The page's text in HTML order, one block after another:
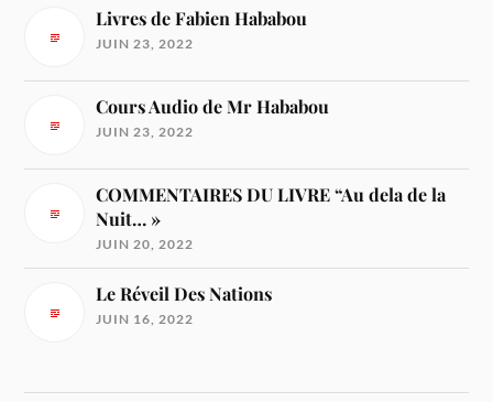
Livres de Fabien Hababou
JUIN 23, 2022
Cours Audio de Mr Hababou
JUIN 23, 2022
COMMENTAIRES DU LIVRE “Au dela de la
Nuit… »
JUIN 20, 2022
Le Réveil Des Nations
JUIN 16, 2022